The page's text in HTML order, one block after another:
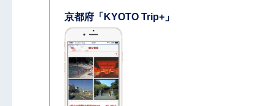
京都府「KYOTO Trip+」